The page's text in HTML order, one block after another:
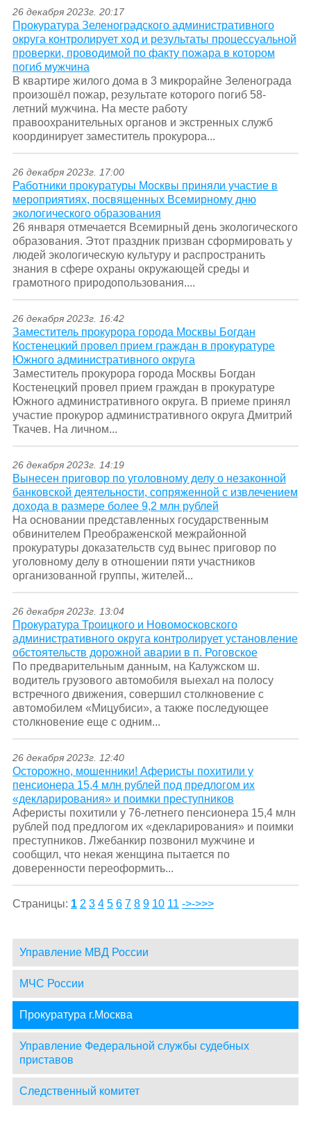
26 декабря 2023г. 20:17
Прокуратура Зеленоградского административного
округа контролирует ход и результаты процессуальной
проверки, проводимой по факту пожара в котором
погиб мужчина
В квартире жилого дома в 3 микрорайне Зеленограда
произошёл пожар, результате которого погиб 58-
летний мужчина. На месте работу
правоохранительных органов и экстренных служб
координирует заместитель прокурора...
26 декабря 2023г. 17:00
Работники прокуратуры Москвы приняли участие в
мероприятиях, посвященных Всемирному дню
экологического образования
26 января отмечается Всемирный день экологического
образования. Этот праздник призван сформировать у
людей экологическую культуру и распространить
знания в сфере охраны окружающей среды и
грамотного природопользования....
26 декабря 2023г. 16:42
Заместитель прокурора города Москвы Богдан
Костенецкий провел прием граждан в прокуратуре
Южного административного округа
Заместитель прокурора города Москвы Богдан
Костенецкий провел прием граждан в прокуратуре
Южного административного округа. В приеме принял
участие прокурор административного округа Дмитрий
Ткачев. На личном...
26 декабря 2023г. 14:19
Вынесен приговор по уголовному делу о незаконной
банковской деятельности, сопряженной с извлечением
дохода в размере более 9,2 млн рублей
На основании представленных государственным
обвинителем Преображенской межрайонной
прокуратуры доказательств суд вынес приговор по
уголовному делу в отношении пяти участников
организованной группы, жителей...
26 декабря 2023г. 13:04
Прокуратура Троицкого и Новомосковского
административного округа контролирует установление
обстоятельств дорожной аварии в п. Роговское
По предварительным данным, на Калужском ш.
водитель грузового автомобиля выехал на полосу
встречного движения, совершил столкновение с
автомобилем «Мицубиси», а также последующее
столкновение еще с одним...
26 декабря 2023г. 12:40
Осторожно, мошенники! Аферисты похитили у
пенсионера 15,4 млн рублей под предлогом их
«декларирования» и поимки преступников
Аферисты похитили у 76-летнего пенсионера 15,4 млн
рублей под предлогом их «декларирования» и поимки
преступников. Лжебанкир позвонил мужчине и
сообщил, что некая женщина пытается по
доверенности переоформить...
Страницы: 1 2 3 4 5 6 7 8 9 10 11 ->->>>
Управление МВД России
МЧС России
Прокуратура г.Москва
Управление Федеральной службы судебных
приставов
Следственный комитет